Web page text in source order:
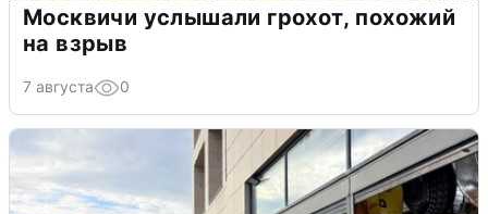
Москвичи услышали грохот, похожий
на взрыв
7 августа 0